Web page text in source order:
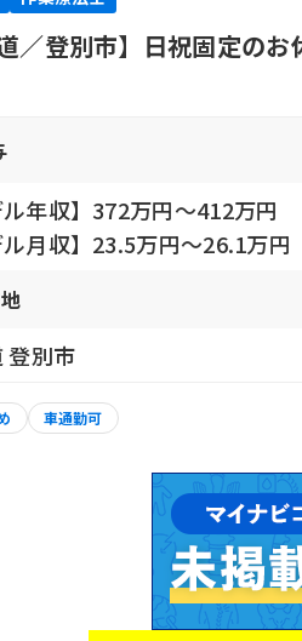
道／登別市】日祝固定の
ル年収】372万円〜412万円
ル月収】23.5万円〜26.1万円
登別市
車通勤可